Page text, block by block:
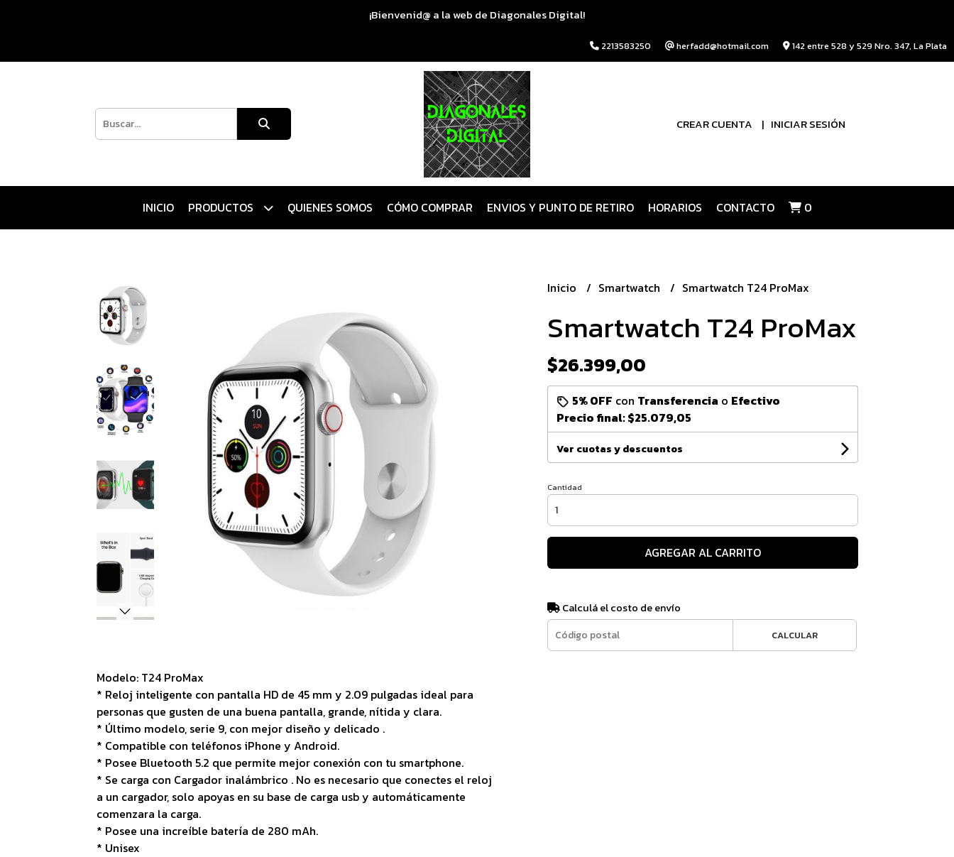
¡Bienvenid@ a la web de Diagonales Digital!
2213583250 herfadd@hotmail.com 142 entre 528 y 529 Nro. 347, La Plata
CREAR CUENTA INICIAR SESIÓN
INICIO PRODUCTOS QUIENES SOMOS CÓMO COMPRAR ENVIOS Y PUNTO DE RETIRO HORARIOS CONTACTO 0
Modelo: T24 ProMax
* Reloj inteligente con pantalla HD de 45 mm y 2.09 pulgadas ideal para
personas que gusten de una buena pantalla, grande, nítida y clara.
* Último modelo, serie 9, con mejor diseño y delicado .
* Compatible con teléfonos iPhone y Android.
* Posee Bluetooth 5.2 que permite mejor conexión con tu smartphone.
* Se carga con Cargador inalámbrico . No es necesario que conectes el reloj
a un cargador, solo apoyas en su base de carga usb y automáticamente
comenzara la carga.
* Posee una increíble batería de 280 mAh.
* Unisex
Inicio Smartwatch Smartwatch T24 ProMax
Smartwatch T24 ProMax
$26.399,00
5% OFF con Transferencia o Efectivo
Precio final:$25.079,05
Ver cuotas y descuentos
Cantidad
AGREGAR AL CARRITO
Calculá el costo de envío
CALCULAR